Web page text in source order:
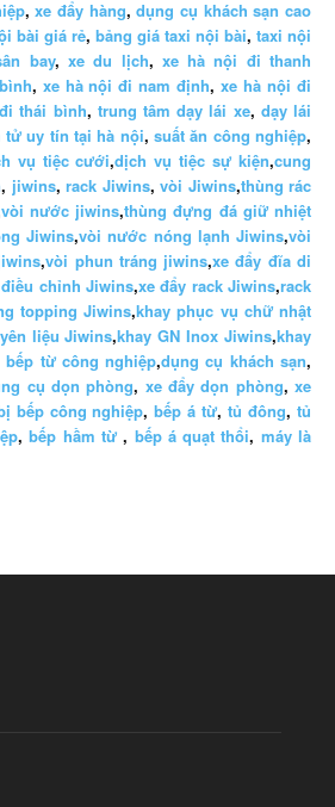
,xe đẩy hàng,dụng cụ khách sạn cao
bài giá rẻ, bảng giá taxi nội bài, taxi nội
bay,xe du lịch, xe hà nội đi thanh
, xe hà nội đi nam định,xe hà nội đi
thái bình, trung tâm dạy lái xe, dạy lái
tử uy tín tại hà nội,suất ăn công nghiệp,
vụ tiệc cưới,dịch vụ tiệc sự kiện,cung
, jiwins, rack Jiwins, vòi Jiwins,thùng rác
vòi nước jiwins,thùng đựng đá giữ nhiệt
Jiwins,vòi nước nóng lạnh Jiwins,vòi
,vòi phun tráng jiwins,xe đẩy đĩa di
chỉnh Jiwins,xe đẩy rack Jiwins,rack
topping Jiwins,khay phục vụ chữ nhật
liệu Jiwins,khay GN Inox Jiwins,khay
từ công nghiệp,dụng cụ khách sạn,
cụ dọn phòng, xe đẩy dọn phòng,xe
bếp công nghiệp,bếp á từ,tủ đông,tủ
,bếp hầm từ , bếp á quạt thổi, máy là